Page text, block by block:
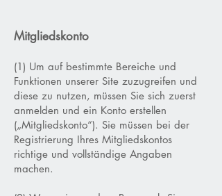
Mitgliedskonto
(1) Um auf bestimmte Bereiche und
Funktionen unserer Site zuzugreifen und
diese zu nutzen, müssen Sie sich zuerst
anmelden und ein Konto erstellen
(„Mitgliedskonto“). Sie müssen bei der
Registrierung Ihres Mitgliedskontos
richtige und vollständige Angaben
machen.